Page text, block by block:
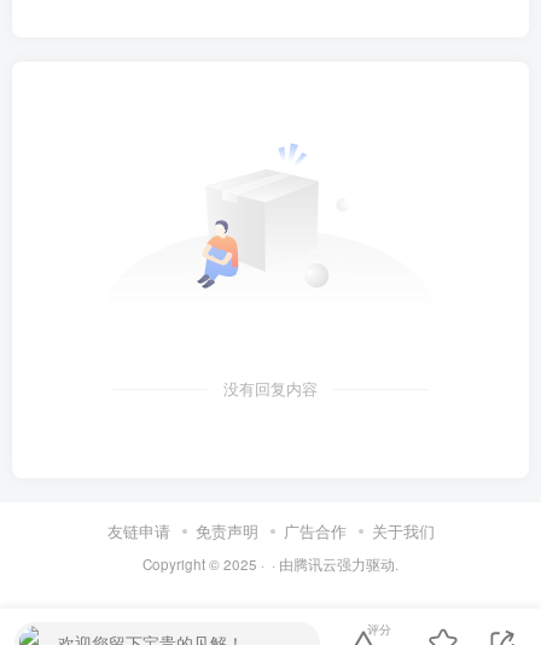
没有回复内容
友链申请 免责声明 广告合作 关于我们
Copyright © 2025 · · 由腾讯云强力驱动.
评分